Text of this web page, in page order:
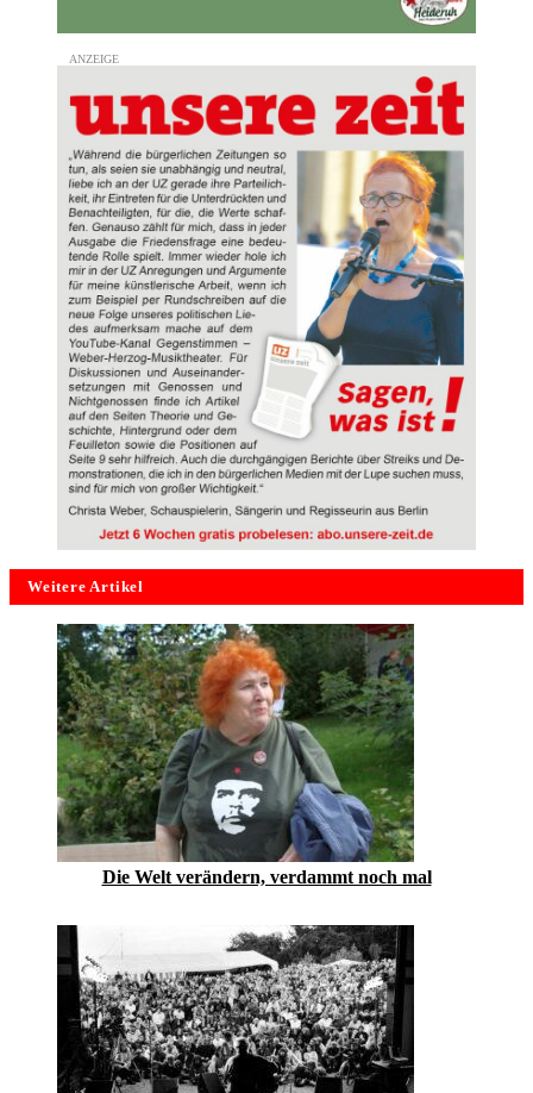
Weitere Artikel
Die Welt verändern, verdammt noch mal